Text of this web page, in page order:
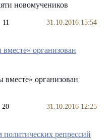
новомучеников
11 31.10.2016 15:54
организован
20 31.10.2016 12:25